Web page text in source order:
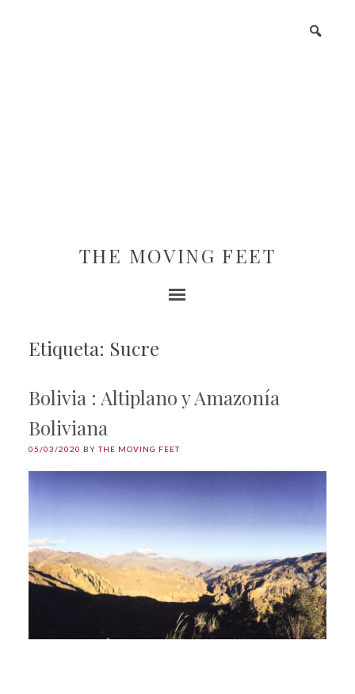
THE MOVING FEET
Etiqueta: Sucre
Bolivia : Altiplano y Amazonía
Boliviana
05/03/2020 BYTHE MOVING FEET